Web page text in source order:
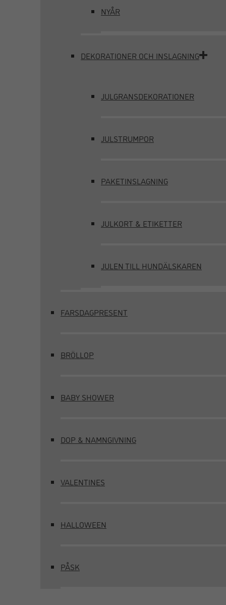
NYÅR
DEKORATIONER OCH INSLAGNING
JULGRANSDEKORATIONER
JULSTRUMPOR
PAKETINSLAGNING
JULKORT & ETIKETTER
JULEN TILL HUNDÄLSKAREN
FARSDAGPRESENT
BRÖLLOP
BABY SHOWER
DOP & NAMNGIVNING
VALENTINES
HALLOWEEN
PÅSK